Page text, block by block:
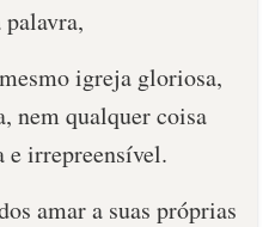
palavra,
igreja gloriosa,
nem qualquer coisa
e irrepreensível.
amar a suas próprias